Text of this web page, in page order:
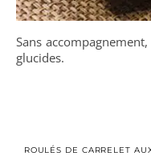
Sans accompagnement, le plat en lui même est pauvre en
glucides.
ROULÉS DE CARRELET